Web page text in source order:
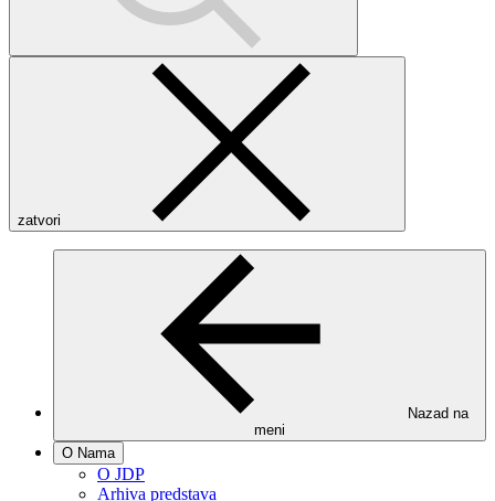
zatvori
Nazad na
meni
O Nama
O JDP
Arhiva predstava